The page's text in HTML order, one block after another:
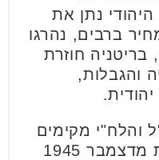
נתן את
ברבים, נהרגו
חוזרת
והגבלות,
והלח"י מקימים
את תנועת המרי שפועלת מדצמבר 1945